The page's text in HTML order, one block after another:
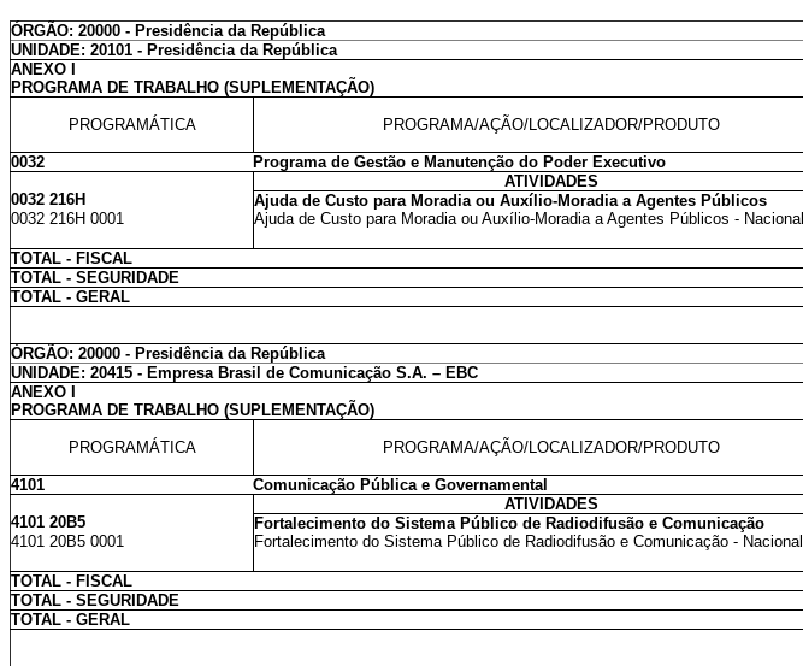
ÓRGÃO: 20000 - Presidência da República
UNIDADE: 20101 - Presidência da República
ANEXO I
PROGRAMA DE TRABALHO (SUPLEMENTAÇÃO)
PROGRAMÁTICA PROGRAMA/AÇÃO/LOCALIZADOR/PRODUTO
0032 Programa de Gestão e Manutenção do Poder Executivo
ATIVIDADES
0032 216H
Ajuda de Custo para Moradia ou Auxílio-Moradia a Agentes Públicos
0032 216H 0001
Ajuda de Custo para Moradia ou Auxílio-Moradia a Agentes Públicos - Nacional
TOTAL - FISCAL
TOTAL - SEGURIDADE
TOTAL - GERAL
ÓRGÃO: 20000 - Presidência da República
UNIDADE: 20415 - Empresa Brasil de Comunicação S.A. – EBC
ANEXO I
PROGRAMA DE TRABALHO (SUPLEMENTAÇÃO)
PROGRAMÁTICA PROGRAMA/AÇÃO/LOCALIZADOR/PRODUTO
4101 Comunicação Pública e Governamental
ATIVIDADES
4101 20B5
Fortalecimento do Sistema Público de Radiodifusão e Comunicação
4101 20B5 0001
Fortalecimento do Sistema Público de Radiodifusão e Comunicação - Nacional
TOTAL - FISCAL
TOTAL - SEGURIDADE
TOTAL - GERAL